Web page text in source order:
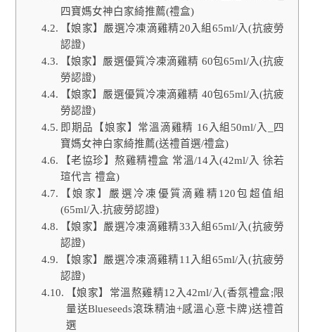
四寶媽女神白家綺推薦(禮盒)
【娘家】嚴選冷凍滴雞精20入組65ml/入(抗疲勞
認證)
【娘家】嚴選優質冷凍滴雞精 60包65ml/入(抗疲
勞認證)
【娘家】嚴選優質冷凍滴雞精 40包65ml/入(抗疲
勞認證)
即期品【娘家】常溫滴雞精 16入組50ml/入_四
寶媽女神白家綺推薦(送禮首選/禮盒)
【老協珍】熬雞精禮盒 常溫/14入(42ml/入 徐若
瑄代言 禮盒)
【娘家】嚴選冷凍優質滴雞精120包超值組
(65ml/入.抗疲勞認證)
【娘家】嚴選冷凍滴雞精33入組65ml/入(抗疲勞
認證)
【娘家】嚴選冷凍滴雞精11入組65ml/入(抗疲勞
認證)
【娘家】常溫熬雞精12入42ml/入(香氛禮盒;限
量送Blueseeds滾珠精油+感溫心意卡牌)送禮首
選